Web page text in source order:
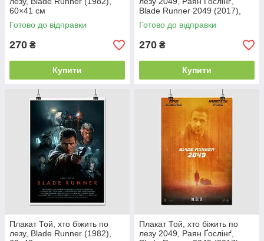
60×41 см
Готово до відправки
270 ₴
Купити
Blade Runner 2049 (2017),
Gosling, 60×41 см
Готово до відправки
270 ₴
Купити
Плакат Той, хто біжить по
лезу, Blade Runner (1982),
Плакат Той, хто біжить по
лезу 2049, Раян Ґослінґ,